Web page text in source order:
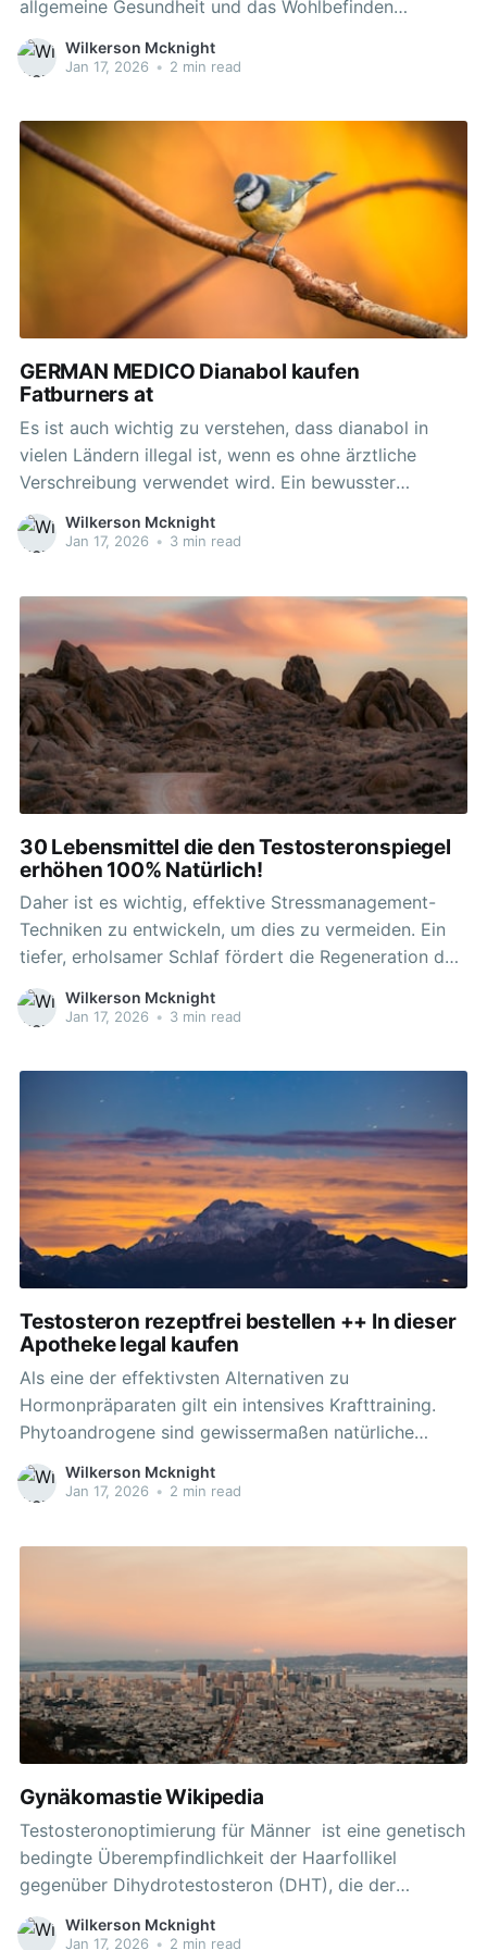
allgemeine Gesundheit und das Wohlbefinden
unterstützen. Es wird beworben, um die natürliche
Testosteronproduktion, Muskelwachstum, Energie und
helfen, die Testosteronproduktion und die allgemeine
sportliche Leistung zu steigern. Testosteron-Booster
sind Nahrungsergänzungsmittel, die darauf abzielen,
Wilkerson Mcknight
Jan 17, 2026 • 2 min read
GERMAN MEDICO Dianabol kaufen
Fatburners at
Es ist auch wichtig zu verstehen, dass dianabol in
vielen Ländern illegal ist, wenn es ohne ärztliche
Verschreibung verwendet wird. Ein bewusster
Umgang, begleitet von einer sorgfältigen Recherche,
ist unerlässlich. Die Einnahme sollte stets gut überlegt
Störungen, auftreten können. Doch bei
Wilkerson Mcknight
Jan 17, 2026 • 3 min read
30 Lebensmittel die den Testosteronspiegel
erhöhen 100% Natürlich!
Daher ist es wichtig, effektive Stressmanagement-
Techniken zu entwickeln, um dies zu vermeiden. Ein
tiefer, erholsamer Schlaf fördert die Regeneration des
Körpers und somit die natürliche
Testosteronproduktion (Agrawal et al., 2022).
essentiellen Fettsäuren (Moustafa, 2021) sind,
fungieren als kraftvolle, natürliche Booster und sind
Wilkerson Mcknight
Jan 17, 2026 • 3 min read
Testosteron rezeptfrei bestellen ++ In dieser
Apotheke legal kaufen
Als eine der effektivsten Alternativen zu
Hormonpräparaten gilt ein intensives Krafttraining.
Phytoandrogene sind gewissermaßen natürliche
pflanzliche Hormone, die eine ähnliche Wirkung auf
den Körper haben wie Testosteron. Verschiedene
Wilkerson Mcknight
Jan 17, 2026 • 2 min read
Gynäkomastie Wikipedia
Testosteronoptimierung für Männer ist eine genetisch
bedingte Überempfindlichkeit der Haarfollikel
gegenüber Dihydrotestosteron (DHT), die der
androgenetischen Alopezie zugrunde liegt. Zwischen
den vermeintlichen Wechseljahresbeschwerden bei
Wilkerson Mcknight
Jan 17, 2026 • 2 min read